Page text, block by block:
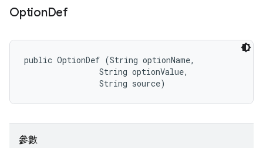
OptionDef
public OptionDef (String optionName,
                String optionValue,
                String source)
參數